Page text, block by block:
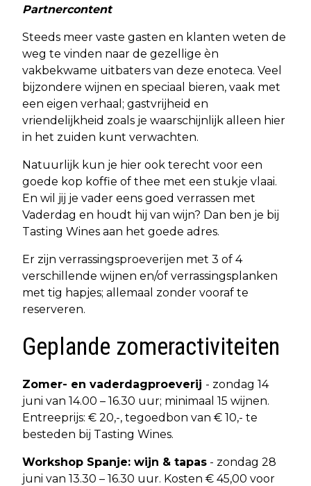
Partnercontent
Steeds meer vaste gasten en klanten weten de
weg te vinden naar de gezellige èn
vakbekwame uitbaters van deze enoteca. Veel
bijzondere wijnen en speciaal bieren, vaak met
een eigen verhaal; gastvrijheid en
vriendelijkheid zoals je waarschijnlijk alleen hier
in het zuiden kunt verwachten.
Natuurlijk kun je hier ook terecht voor een
goede kop koffie of thee met een stukje vlaai.
En wil jij je vader eens goed verrassen met
Vaderdag en houdt hij van wijn? Dan ben je bij
Tasting Wines aan het goede adres.
Er zijn verrassingsproeverijen met 3 of 4
verschillende wijnen en/of verrassingsplanken
met tig hapjes; allemaal zonder vooraf te
reserveren.
Geplande zomeractiviteiten
Zomer- en vaderdagproeverij - zondag 14
juni van 14.00 – 16.30 uur; minimaal 15 wijnen.
Entreeprijs: € 20,-, tegoedbon van € 10,- te
besteden bij Tasting Wines.
Workshop Spanje: wijn & tapas - zondag 28
juni van 13.30 – 16.30 uur. Kosten € 45,00 voor